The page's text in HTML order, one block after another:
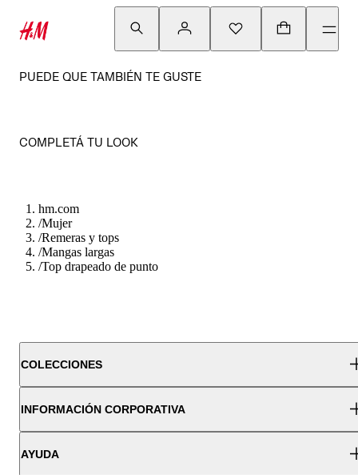
PUEDE QUE TAMBIÉN TE GUSTE
COMPLETÁ TU LOOK
hm.com
/Mujer
/Remeras y tops
/Mangas largas
/Top drapeado de punto
COLECCIONES
INFORMACIÓN CORPORATIVA
AYUDA